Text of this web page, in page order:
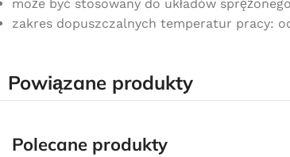
może być stosowany do układów
zakres dopuszczalnych temperatur pracy:
Powiązane produkty
Polecane produkty